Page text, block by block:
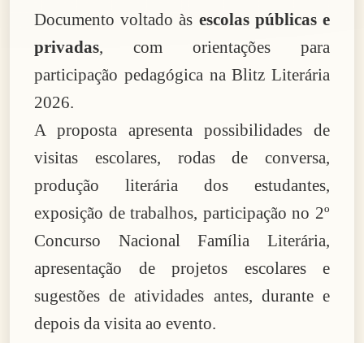
Documento voltado às escolas públicas e
privadas, com orientações para
participação pedagógica na Blitz Literária
2026.
A proposta apresenta possibilidades de
visitas escolares, rodas de conversa,
produção literária dos estudantes,
exposição de trabalhos, participação no 2º
Concurso Nacional Família Literária,
apresentação de projetos escolares e
sugestões de atividades antes, durante e
depois da visita ao evento.